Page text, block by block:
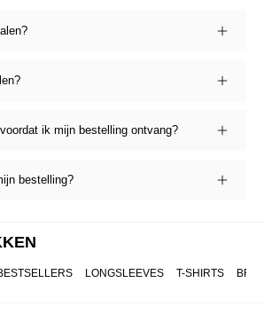
ik mijn bestelling ontvang?
bestelling?
LONGSLEEVES T-SHIRTS